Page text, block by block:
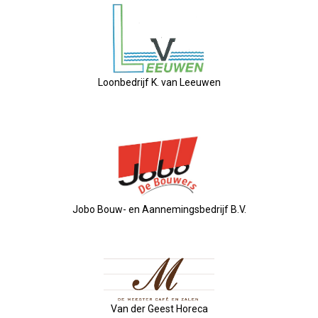
2025-03-12 Kernbestuur Bijeen
2025-01-23
2025-01-02 Nieuwjaarsreceptie
2024-11-21 Regionale
2024-11-15 Ondernemersontbijt
2024-10-17 Bedrijfsbezoek
Loonbedrijf K. van Leeuwen
Jobo Bouw- en Aannemingsbedrijf B.V.
Van der Geest Horeca